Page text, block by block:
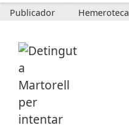
Publicador Hemeroteca